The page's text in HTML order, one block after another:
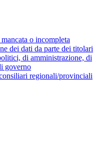
o incompleta
dei dati da parte dei titolari
di amministrazione, di
governo
regionali/provinciali